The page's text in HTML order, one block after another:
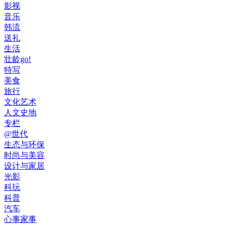
影视
音乐
韩流
送礼
生活
壮龄go!
特写
美食
旅行
文化艺术
人文史地
专栏
@世代
生态与环保
时尚与美容
设计与家居
光影
科玩
科普
汽车
心事家事